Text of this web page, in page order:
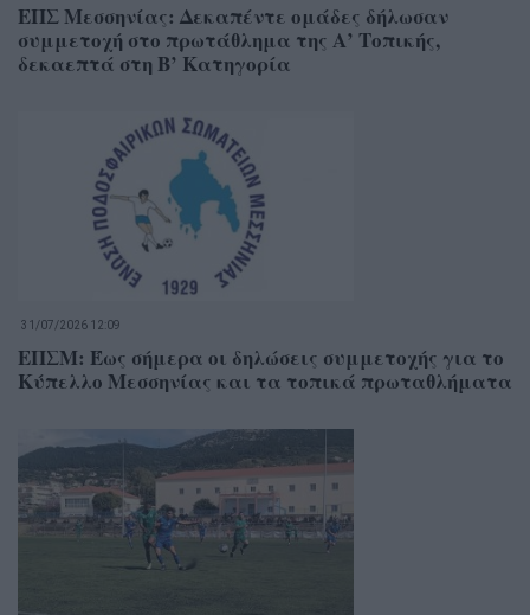
ΕΠΣ Μεσσηνίας: Δεκαπέντε ομάδες δήλωσαν
συμμετοχή στο πρωτάθλημα της Α’ Τοπικής,
δεκαεπτά στη Β’ Κατηγορία
31/07/2026 12:09
ΕΠΣΜ: Έως σήμερα οι δηλώσεις συμμετοχής για το
Κύπελλο Μεσσηνίας και τα τοπικά πρωταθλήματα